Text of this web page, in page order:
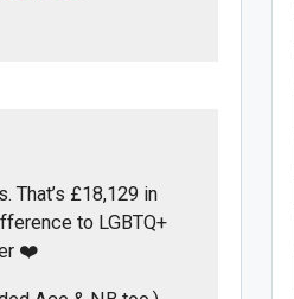
That’s £18,129 in
to LGBTQ+
❤️